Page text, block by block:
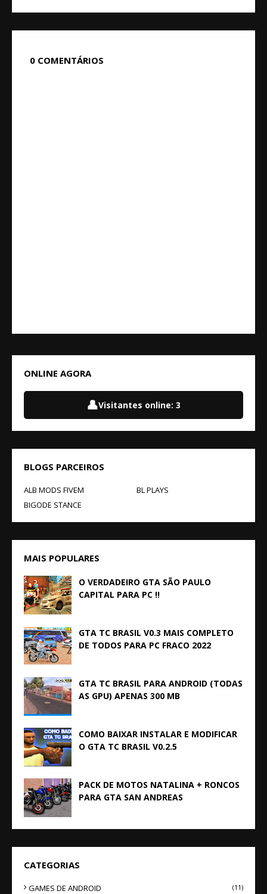
0 COMENTÁRIOS
ONLINE AGORA
👤Visitantes online: 3
BLOGS PARCEIROS
ALB MODS FIVEM
BL PLAYS
BIGODE STANCE
MAIS POPULARES
O VERDADEIRO GTA SÃO PAULO
CAPITAL PARA PC !!
GTA TC BRASIL V0.3 MAIS COMPLETO
DE TODOS PARA PC FRACO 2022
GTA TC BRASIL PARA ANDROID (TODAS
AS GPU) APENAS 300 MB
COMO BAIXAR INSTALAR E MODIFICAR
O GTA TC BRASIL V0.2.5
PACK DE MOTOS NATALINA + RONCOS
PARA GTA SAN ANDREAS
CATEGORIAS
GAMES DE ANDROID (11)